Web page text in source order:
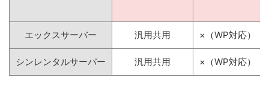
エックスサーバー 汎用共用 ×（WP対応）
シンレンタルサーバー 汎用共用 ×（WP対応）